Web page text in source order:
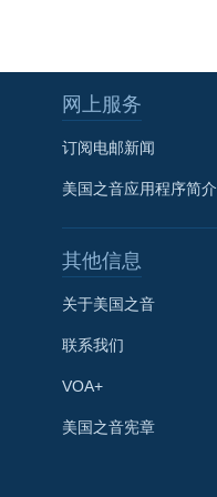
关注我们
网上服务
订阅电邮新闻
美国之音应用程序简介
其他信息
关于美国之音
联系我们
VOA+
美国之音宪章